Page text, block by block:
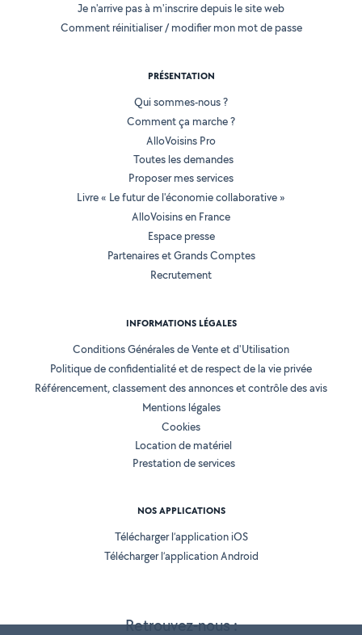
Retrouvez-nous :
Je n'arrive pas à m'inscrire depuis le site web
Comment réinitialiser / modifier mon mot de passe
PRÉSENTATION
Qui sommes-nous ?
Comment ça marche ?
AlloVoisins Pro
Toutes les demandes
Proposer mes services
Livre « Le futur de l'économie collaborative »
AlloVoisins en France
Espace presse
Partenaires et Grands Comptes
Recrutement
INFORMATIONS LÉGALES
Conditions Générales de Vente et d'Utilisation
Politique de confidentialité et de respect de la vie privée
Référencement, classement des annonces et contrôle des avis
Mentions légales
Cookies
Location de matériel
Prestation de services
NOS APPLICATIONS
Télécharger l’application iOS
Télécharger l’application Android